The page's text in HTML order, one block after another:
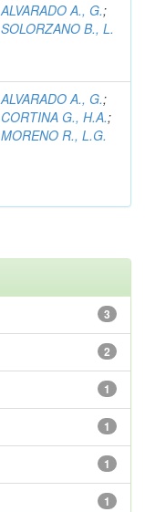
ALVARADO A., G.;
SOLORZANO B., L.
ALVARADO A., G.;
CORTINA G., H.A.;
MORENO R., L.G.
3
2
1
1
1
1